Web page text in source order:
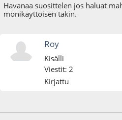
Havanaa suosittelen jos haluat
monikäyttöisen takin.
Roy
Kisälli
Viestit: 2
Kirjattu